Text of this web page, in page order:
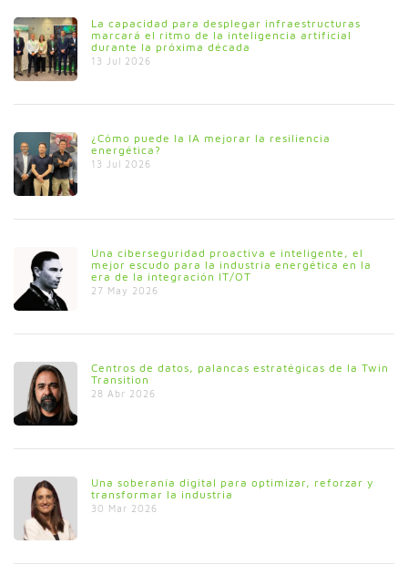
La capacidad para desplegar infraestructuras
marcará el ritmo de la inteligencia artificial
durante la próxima década
13 Jul 2026
¿Cómo puede la IA mejorar la resiliencia
energética?
13 Jul 2026
Una ciberseguridad proactiva e inteligente, el
mejor escudo para la industria energética en la
era de la integración IT/OT
27 May 2026
Centros de datos, palancas estratégicas de la Twin
Transition
28 Abr 2026
Una soberanía digital para optimizar, reforzar y
transformar la industria
30 Mar 2026